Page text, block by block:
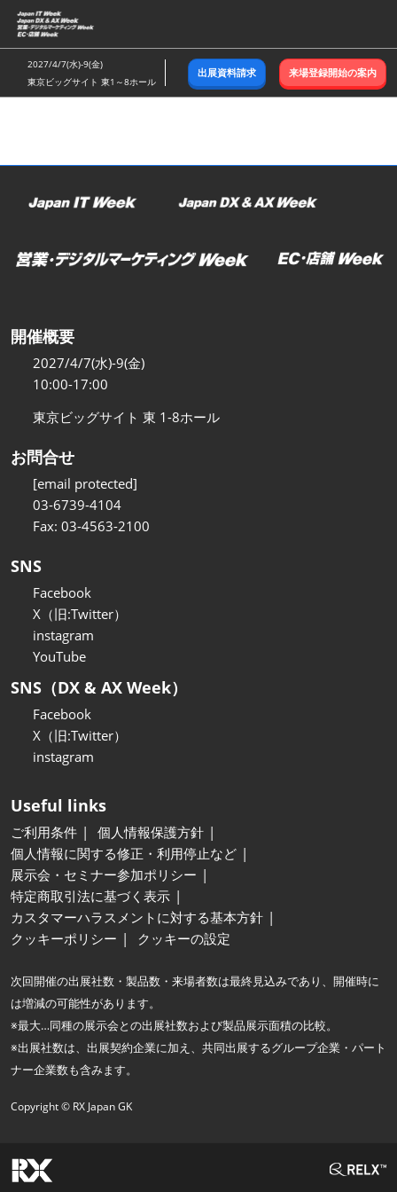
ス
キ
ッ
し
む
2027/4/7(水)-9(金)
東京ビッグサイト 東1～8ホール
出展資料請求 来場登録開始の案内
開催概要
2027/4/7(水)-9(金)
10:00-17:00
東京ビッグサイト 東 1-8ホール
お問合せ
[email protected]
03-6739-4104
Fax: 03-4563-2100
SNS
Facebook
X（旧:Twitter）
instagram
YouTube
SNS（DX & AX Week）
Facebook
X（旧:Twitter）
instagram
Useful links
ご利用条件
個人情報保護方針
個人情報に関する修正・利用停止など
展示会・セミナー参加ポリシー
特定商取引法に基づく表示
カスタマーハラスメントに対する基本方針
クッキーポリシー
クッキーの設定
次回開催の出展社数・製品数・来場者数は最終見込みであり、開催時に
は増減の可能性があります。
※最大…同種の展示会との出展社数および製品展示面積の比較。
※出展社数は、出展契約企業に加え、共同出展するグループ企業・パート
ナー企業数も含みます。
Copyright © RX Japan GK